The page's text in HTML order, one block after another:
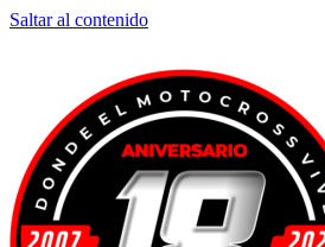
Saltar al contenido